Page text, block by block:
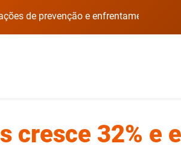
Agosto Lilás terá programação com ações de prevenção e enfrentamento à violência doméstica em Palmeira das Missões
cresce 32% e